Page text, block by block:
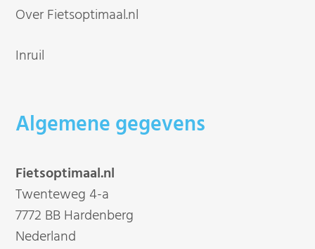
Over Fietsoptimaal.nl
Inruil
Algemene gegevens
Fietsoptimaal.nl
Twenteweg 4-a
7772 BB Hardenberg
Nederland